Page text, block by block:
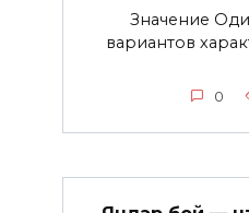
Значение
вариантов
0